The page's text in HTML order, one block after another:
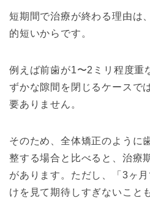
短期間で治療が終わる理由は
的短いからです。
例えば前歯が1〜2ミリ程度重
ずかな隙間を閉じるケースで
要ありません。
そのため、全体矯正のように
整する場合と比べると、治療
があります。ただし、「3ヶ
けを見て期待しすぎないこと